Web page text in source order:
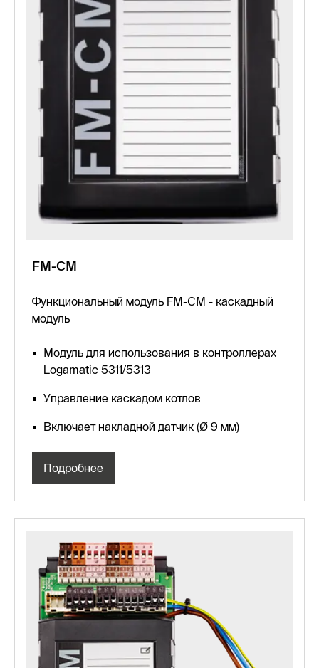
FM-CM
Функциональный модуль FM-CM - каскадный
модуль
Модуль для использования в контроллерах
Logamatic 5311/5313
Управление каскадом котлов
Включает накладной датчик (Ø 9 мм)
Подробнее